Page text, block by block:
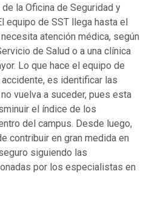
la Oficina de Seguridad y
equipo de SST llega hasta el
atención médica, según
de Salud o a una clínica
Lo que hace el equipo de
es identificar las
vuelva a suceder, pues esta
el índice de los
del campus. Desde luego,
contribuir en gran medida en
siguiendo las
por los especialistas en